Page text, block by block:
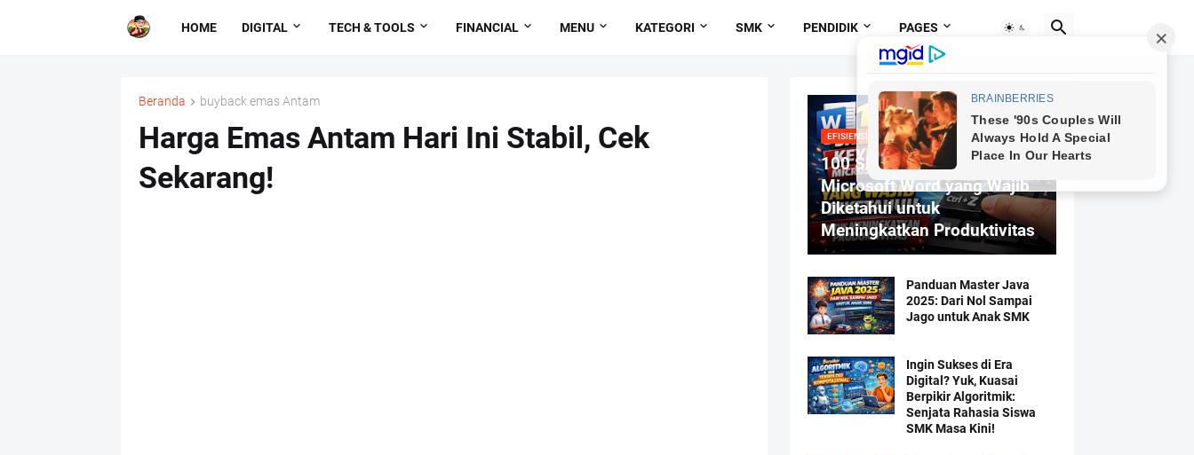
HOME DIGITAL TECH & TOOLS FINANCIAL MENU KATEGORI SMK PENDIDIK PAGES
Beranda buyback emas Antam
Harga Emas Antam Hari Ini Stabil, Cek
Sekarang!
EFISIENSI MENGETIK
100 Shortcut Keyboard
Microsoft Word yang Wajib
Diketahui untuk
Meningkatkan Produktivitas
Panduan Master Java
2025: Dari Nol Sampai
Jago untuk Anak SMK
Ingin Sukses di Era
Digital? Yuk, Kuasai
Berpikir Algoritmik:
Senjata Rahasia Siswa
SMK Masa Kini!